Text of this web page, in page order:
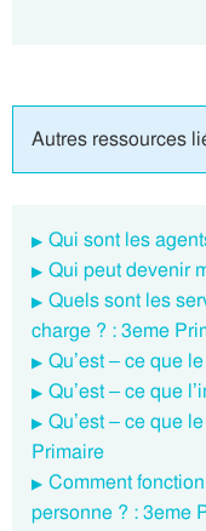
Autres ressources
Qui sont les
Qui peut devenir
Quels sont les
charge ? : 3eme
Qu’est – ce que
Qu’est – ce que
Qu’est – ce que
Primaire
Comment
personne ? : 3eme